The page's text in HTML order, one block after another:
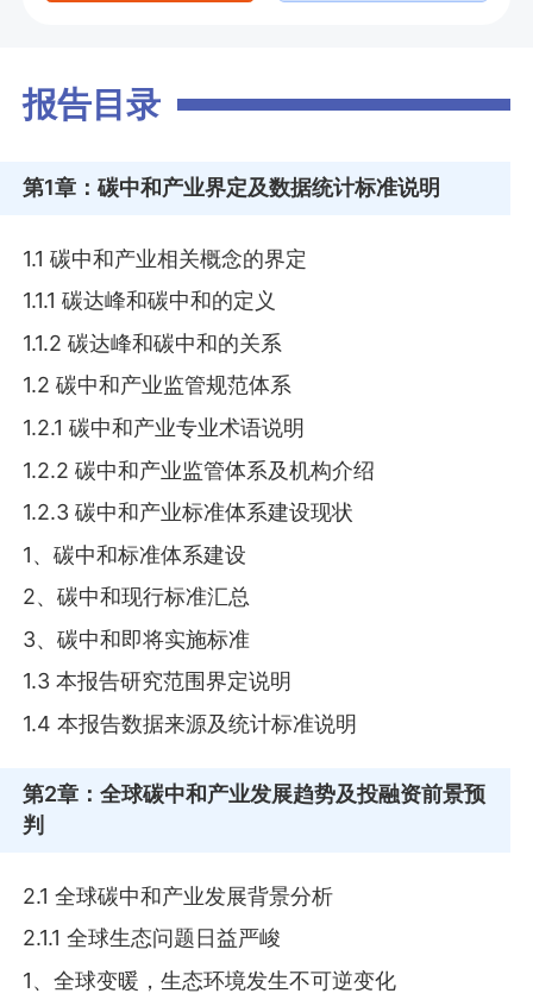
报告目录
第1章 ：碳中和产业界定及数据统计标准说明
1.1 碳中和产业相关概念的界定
1.1.1 碳达峰和碳中和的定义
1.1.2 碳达峰和碳中和的关系
1.2 碳中和产业监管规范体系
1.2.1 碳中和产业专业术语说明
1.2.2 碳中和产业监管体系及机构介绍
1.2.3 碳中和产业标准体系建设现状
1、碳中和标准体系建设
2、碳中和现行标准汇总
3、碳中和即将实施标准
1.3 本报告研究范围界定说明
1.4 本报告数据来源及统计标准说明
第2章 ：全球碳中和产业发展趋势及投融资前景预
判
2.1 全球碳中和产业发展背景分析
2.1.1 全球生态问题日益严峻
1、全球变暖，生态环境发生不可逆变化